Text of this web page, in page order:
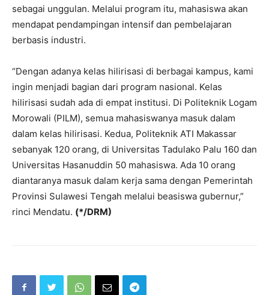
sebagai unggulan. Melalui program itu, mahasiswa akan
mendapat pendampingan intensif dan pembelajaran
berbasis industri.
“Dengan adanya kelas hilirisasi di berbagai kampus, kami
ingin menjadi bagian dari program nasional. Kelas
hilirisasi sudah ada di empat institusi. Di Politeknik Logam
Morowali (PILM), semua mahasiswanya masuk dalam
dalam kelas hilirisasi. Kedua, Politeknik ATI Makassar
sebanyak 120 orang, di Universitas Tadulako Palu 160 dan
Universitas Hasanuddin 50 mahasiswa. Ada 10 orang
diantaranya masuk dalam kerja sama dengan Pemerintah
Provinsi Sulawesi Tengah melalui beasiswa gubernur,”
rinci Mendatu. (*/DRM)